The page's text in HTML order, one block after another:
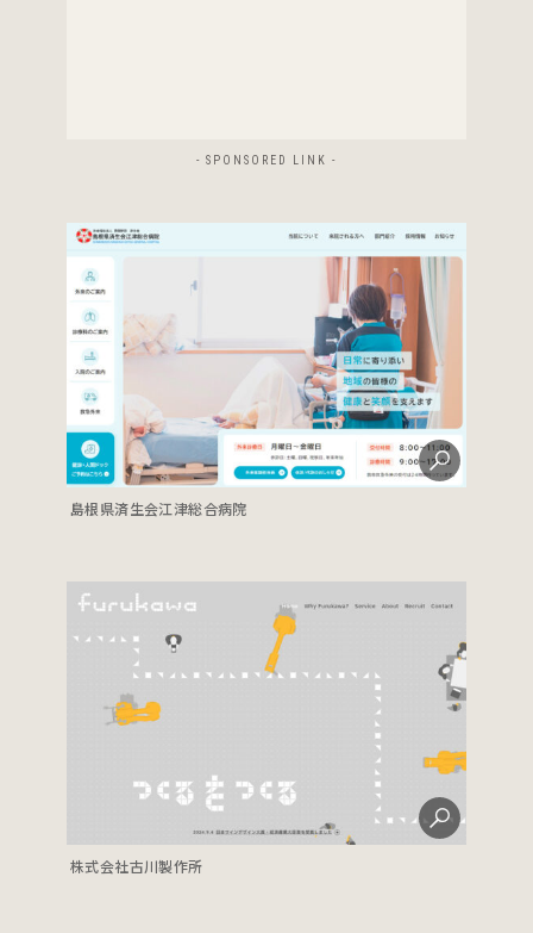
- SPONSORED LINK -
島根県済生会江津総合病院
株式会社古川製作所